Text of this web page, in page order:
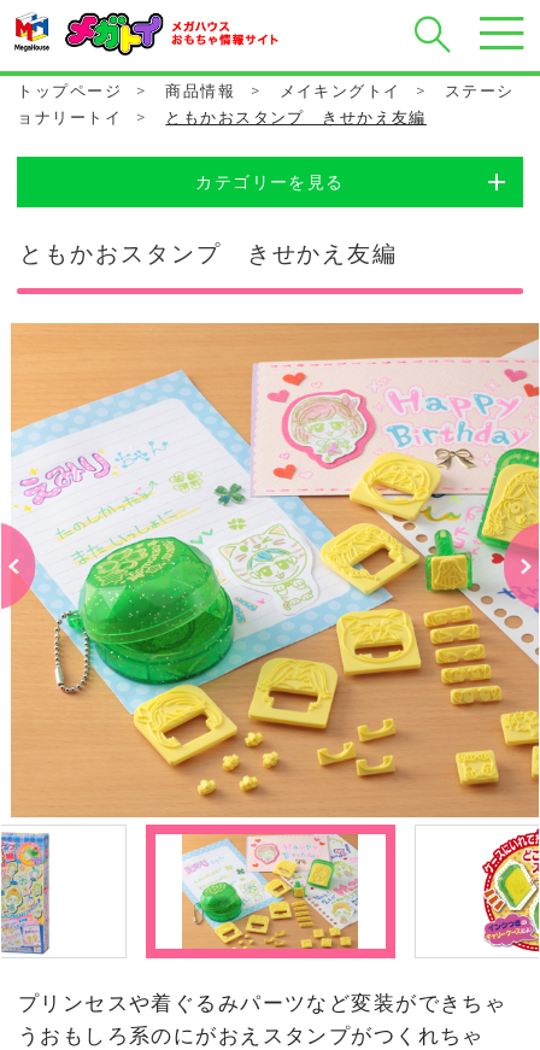
トップページ > 商品情報 > メイキングトイ >
ステーシ
ョナリートイ
> ともかおスタンプ きせかえ友編
カテゴリーを見る
ともかおスタンプ きせかえ友編
プリンセスや着ぐるみパーツなど変装ができちゃ
うおもしろ系のにがおえスタンプがつくれちゃ